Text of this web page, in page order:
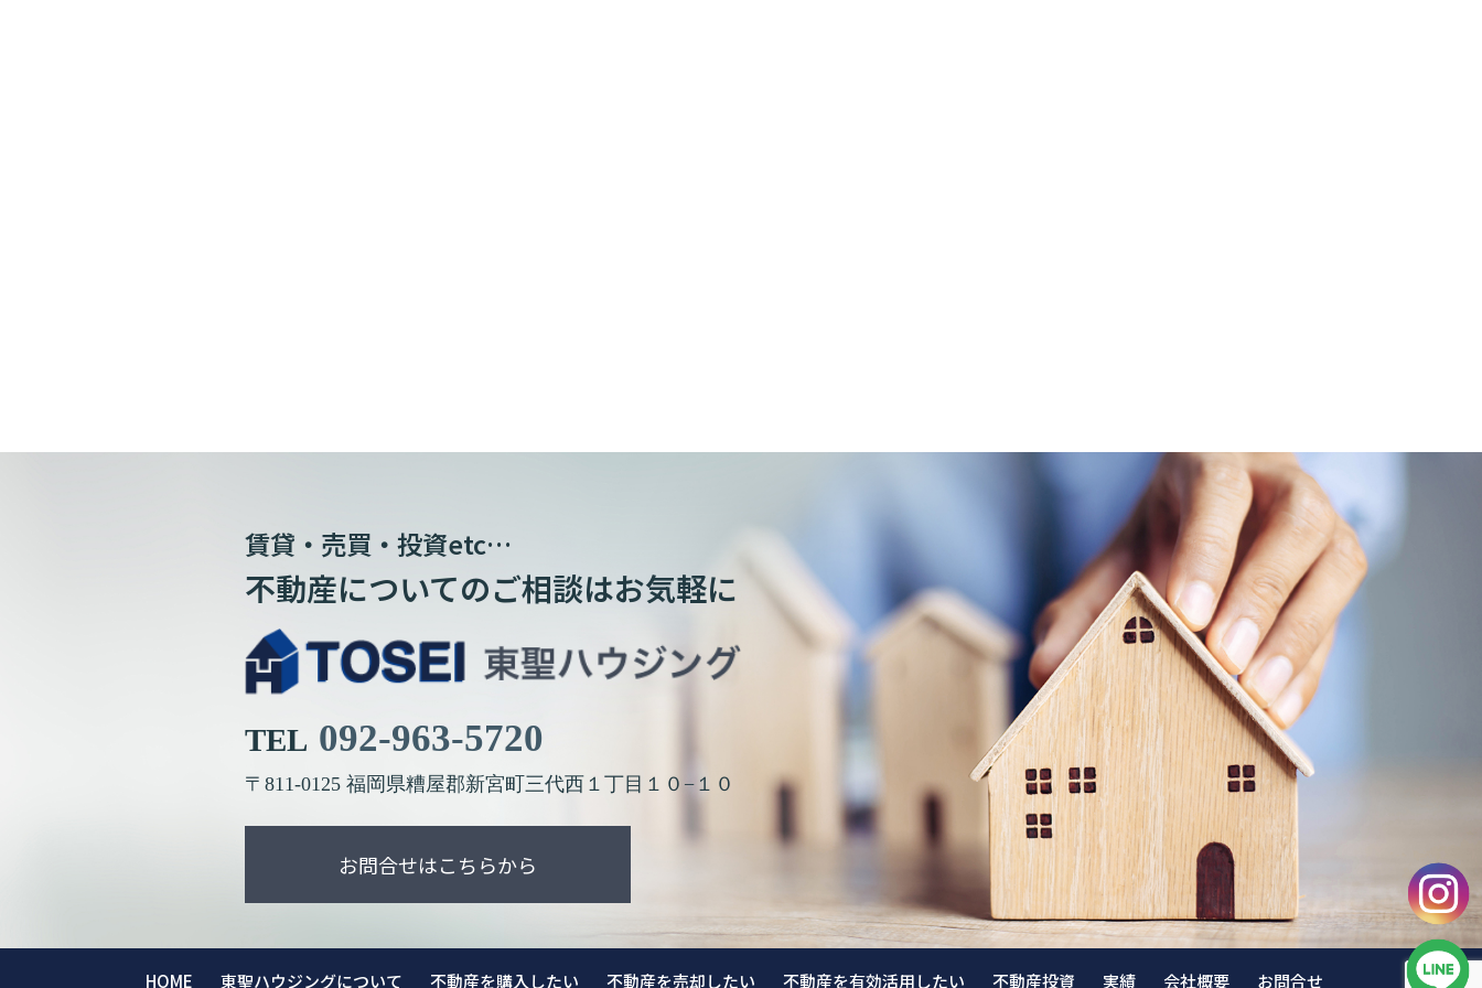
賃貸・売買・投資etc…
不動産についてのご相談はお気軽に
TEL 092-963-5720
〒811-0125 福岡県糟屋郡新宮町三代西１丁目１０−１０
お問合せはこちらから
HOME 東聖ハウジングについて 不動産を購入したい 不動産を売却したい 不動産を有効活用したい 不動産投資 実績 会社概要 お問合せ